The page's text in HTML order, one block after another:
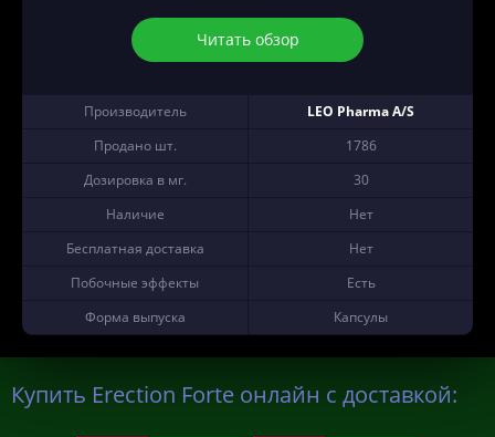
Читать обзор
Производитель
LEO Pharma A/S
Продано шт.
1786
Дозировка в мг.
30
Наличие
Нет
Бесплатная доставка
Нет
Побочные эффекты
Есть
Форма выпуска
Капсулы
Купить Erection Forte онлайн с доставкой: